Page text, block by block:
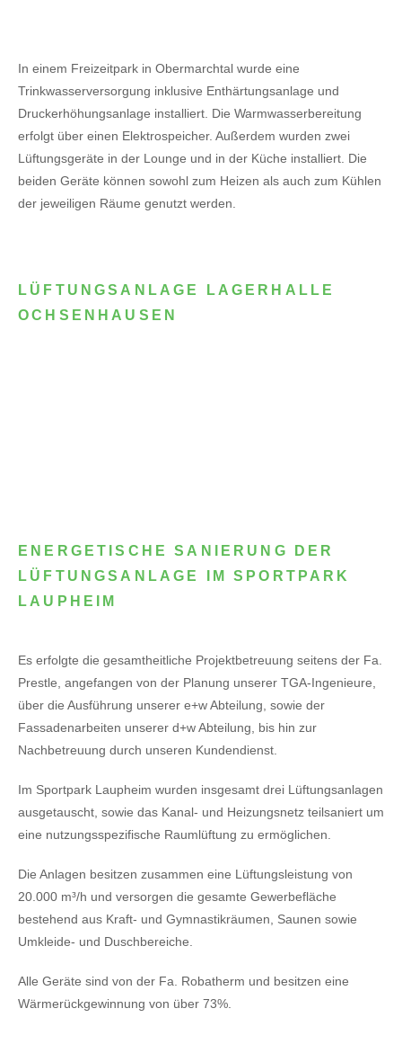
In einem Freizeitpark in Obermarchtal wurde eine
Trinkwasserversorgung inklusive Enthärtungsanlage und
Druckerhöhungsanlage installiert. Die Warmwasserbereitung
erfolgt über einen Elektrospeicher. Außerdem wurden zwei
Lüftungsgeräte in der Lounge und in der Küche installiert. Die
beiden Geräte können sowohl zum Heizen als auch zum Kühlen
der jeweiligen Räume genutzt werden.
LÜFTUNGSANLAGE LAGERHALLE
OCHSENHAUSEN
ENERGETISCHE SANIERUNG DER
LÜFTUNGSANLAGE IM SPORTPARK
LAUPHEIM
Es erfolgte die gesamtheitliche Projektbetreuung seitens der Fa.
Prestle, angefangen von der Planung unserer TGA-Ingenieure,
über die Ausführung unserer e+w Abteilung, sowie der
Fassadenarbeiten unserer d+w Abteilung, bis hin zur
Nachbetreuung durch unseren Kundendienst.
Im Sportpark Laupheim wurden insgesamt drei Lüftungsanlagen
ausgetauscht, sowie das Kanal- und Heizungsnetz teilsaniert um
eine nutzungsspezifische Raumlüftung zu ermöglichen.
Die Anlagen besitzen zusammen eine Lüftungsleistung von
20.000 m³/h und versorgen die gesamte Gewerbefläche
bestehend aus Kraft- und Gymnastikräumen, Saunen sowie
Umkleide- und Duschbereiche.
Alle Geräte sind von der Fa. Robatherm und besitzen eine
Wärmerückgewinnung von über 73%.